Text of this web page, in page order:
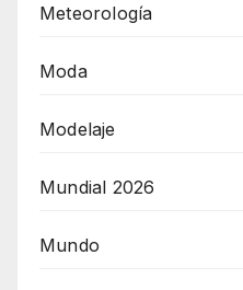
Meteorología
Moda
Modelaje
Mundial 2026
Mundo